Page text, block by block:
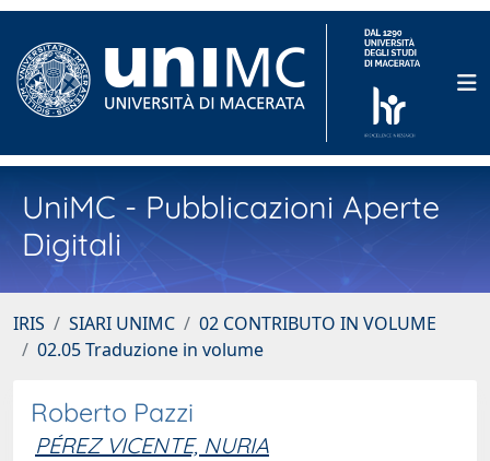
UniMC - Pubblicazioni Aperte
Digitali
IRIS SIARI UNIMC
02 CONTRIBUTO IN VOLUME
02.05 Traduzione in volume
Roberto Pazzi
PÉREZ VICENTE, NURIA